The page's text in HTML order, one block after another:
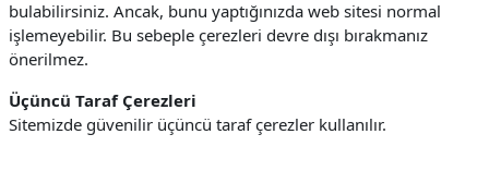
bulabilirsiniz. Ancak, bunu yaptığınızda web sitesi normal
işlemeyebilir. Bu sebeple çerezleri devre dışı bırakmanız
önerilmez.
Üçüncü Taraf Çerezleri
Sitemizde güvenilir üçüncü taraf çerezler kullanılır.